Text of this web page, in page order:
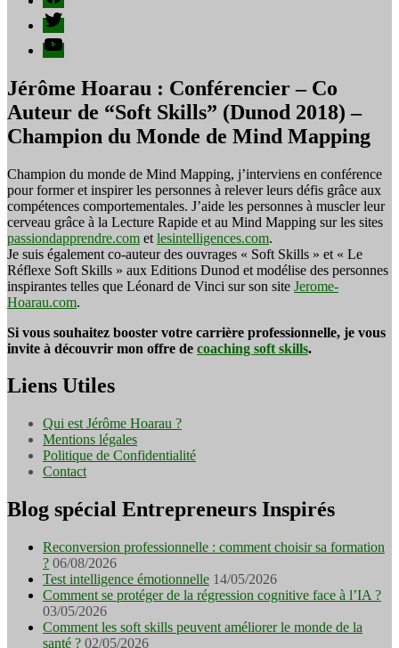
Twitter
YouTube
Jérôme Hoarau : Conférencier – Co
Auteur de “Soft Skills” (Dunod 2018) –
Champion du Monde de Mind Mapping
Champion du monde de Mind Mapping, j’interviens en conférence
pour former et inspirer les personnes à relever leurs défis grâce aux
compétences comportementales. J’aide les personnes à muscler leur
cerveau grâce à la Lecture Rapide et au Mind Mapping sur les sites
passiondapprendre.com et lesintelligences.com.
Je suis également co-auteur des ouvrages « Soft Skills » et « Le
Réflexe Soft Skills » aux Editions Dunod et modélise des personnes
inspirantes telles que Léonard de Vinci sur son site Jerome-
Hoarau.com.
Si vous souhaitez booster votre carrière professionnelle, je vous
invite à découvrir mon offre de coaching soft skills.
Liens Utiles
Qui est Jérôme Hoarau ?
Mentions légales
Politique de Confidentialité
Contact
Blog spécial Entrepreneurs Inspirés
Reconversion professionnelle : comment choisir sa formation
? 06/08/2026
Test intelligence émotionnelle 14/05/2026
Comment se protéger de la régression cognitive face à l’IA ?
03/05/2026
Comment les soft skills peuvent améliorer le monde de la
santé ? 02/05/2026